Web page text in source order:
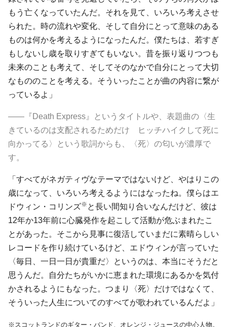
もう亡くなっていたんだ。それを見て、いろいろ考えさせ
られた。時の流れや変化、そして自分にとって意味のある
ものは何かを考えるようになったんだ。僕たちは、若すぎ
もしないし歳を取りすぎてもいない。昔を振り返りつつも
未来のことも考えて、そしてそのなかで自分にとって大切
なもののことを考える。そういったことが曲の内容に繋が
っているよ」
――『Death Express』というタイトルや、表題曲の〈生
きているのは支配されるためだけ ヒッチハイクして死に
向かってる〉という歌詞からも、〈死〉の匂いが濃厚で
す。
「すべてがネガティヴなテーマではないけど、やはりこの
歳になって、いろいろ考えるようにはなったね。僕らはエ
ドウィン・コリンズ※ と長い間知り合いなんだけど、彼は
12年か13年前に心臓発作を起こして活動が危ぶまれたこ
とがあった。そこから見事に復活していまだに素晴らしい
レコードを作り続けているけど、エドウィンが言っていた
〈毎日、一日一日が貴重だ〉というのは、本当にそうだと
思うんだ。自分たちがいかに恵まれた環境にあるかを気付
かされるようにもなった。つまり〈死〉だけではなくて、
そういった人生についてのすべてが歌われているんだよ」
※スコットランドのギター・バンド、 オレンジ・ジュースの中心人物。